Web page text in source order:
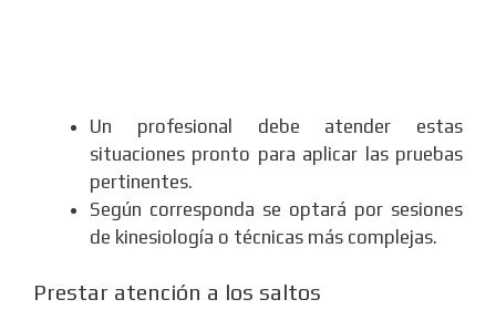
Un profesional debe atender estas
situaciones pronto para aplicar las pruebas
pertinentes.
Según corresponda se optará por sesiones
de kinesiología o técnicas más complejas.
Prestar atención a los saltos